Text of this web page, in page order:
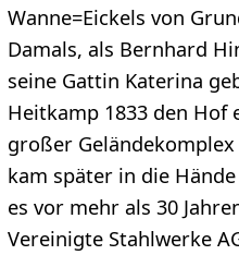
Wanne=Eickels von
Damals, als Bernhard
seine Gattin Katerina
Heitkamp 1833 den
großer
kam später in die
es vor mehr als 30
Vereinigte Stahlwerke